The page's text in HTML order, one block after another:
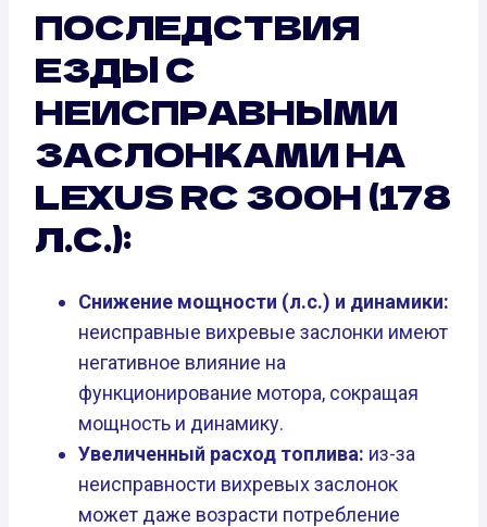
ПОСЛЕДСТВИЯ
ЕЗДЫ С
НЕИСПРАВНЫМИ
ЗАСЛОНКАМИ НА
LEXUS RC 300H (178
Л.С.):
Снижение мощности (л.с.) и динамики:
неисправные вихревые заслонки имеют
негативное влияние на
функционирование мотора, сокращая
мощность и динамику.
Увеличенный расход топлива: из-за
неисправности вихревых заслонок
может даже возрасти потребление